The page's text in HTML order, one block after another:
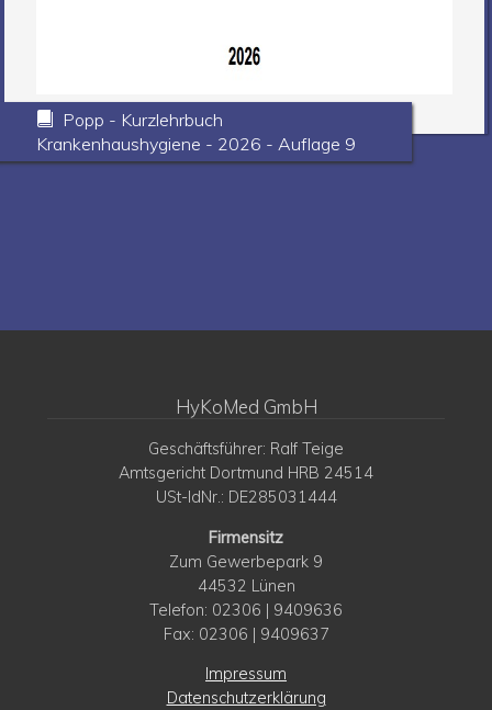
Popp - Kurzlehrbuch
Krankenhaushygiene - 2026 - Auflage 9
HyKoMed GmbH
Geschäftsführer: Ralf Teige
Amtsgericht Dortmund HRB 24514
USt-IdNr.: DE285031444
Firmensitz
Zum Gewerbepark 9
44532 Lünen
Telefon: 02306 | 9409636
Fax: 02306 | 9409637
Impressum
Datenschutzerklärung